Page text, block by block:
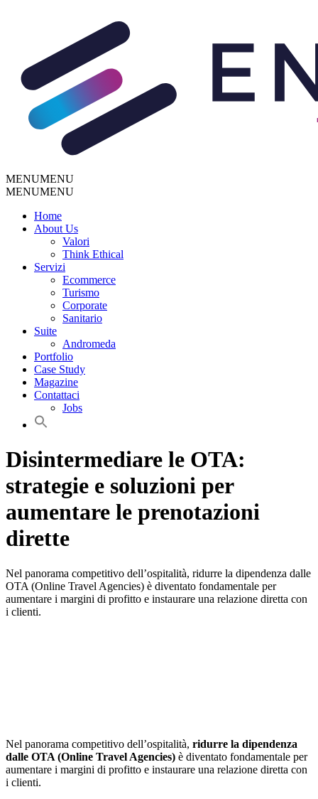
MENUMENU
MENUMENU
Home
About Us
Valori
Think Ethical
Servizi
Ecommerce
Turismo
Corporate
Sanitario
Suite
Andromeda
Portfolio
Case Study
Magazine
Contattaci
Jobs
Disintermediare le OTA:
strategie e soluzioni per
aumentare le prenotazioni
dirette
Nel panorama competitivo dell’ospitalità, ridurre la dipendenza dalle
OTA (Online Travel Agencies) è diventato fondamentale per
aumentare i margini di profitto e instaurare una relazione diretta con
i clienti.
Nel panorama competitivo dell’ospitalità, ridurre la dipendenza
dalle OTA (Online Travel Agencies) è diventato fondamentale per
aumentare i margini di profitto e instaurare una relazione diretta con
i clienti.